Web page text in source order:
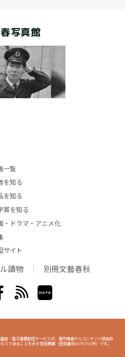
写真館
一覧
を知る
を知る
賞を知る
・ドラマ・アニメ化
サイト
讀物 別冊文藝春秋
店・電子書籍配信サービスが、著作権者からコンテンツ使用許
スであることを示す登録商標（登録番号6091713号）です。